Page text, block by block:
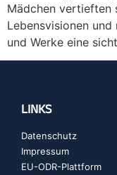
Mädchen vertieften
Lebensvisionen
und Werke eine
LINKS
Datenschutz
Impressum
EU-ODR-Plattform